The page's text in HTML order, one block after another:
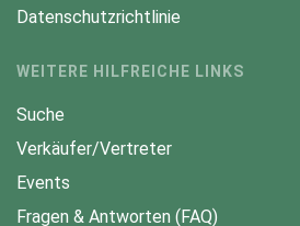
Datenschutzrichtlinie
WEITERE HILFREICHE LINKS
Suche
Verkäufer/Vertreter
Events
Fragen & Antworten (FAQ)